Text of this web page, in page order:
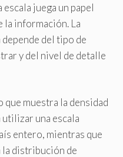
escala juega un papel
la información. La
depende del tipo de
y del nivel de detalle
que muestra la densidad
una escala
entero, mientras que
la distribución de